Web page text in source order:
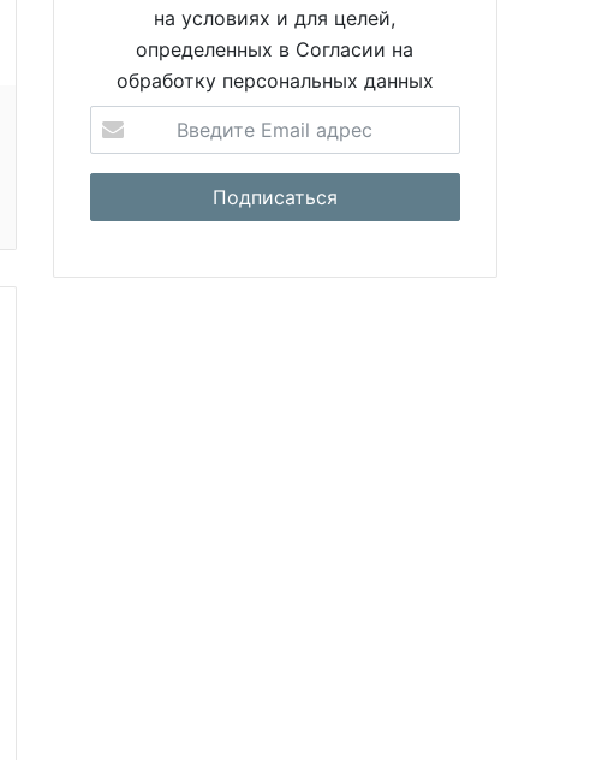
на условиях и для целей,
определенных в Согласии на
обработку персональных данных